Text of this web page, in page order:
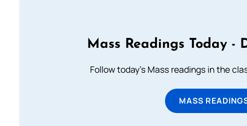
Mass Readings Today -
Follow today's Mass readings in the
MASS